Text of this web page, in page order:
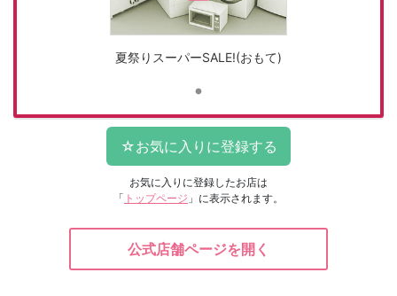
夏祭りスーパーSALE!(おもて)
お気に入りに登録したお店は
「 トップページ 」に表示されます。
公式店舗ページを開く